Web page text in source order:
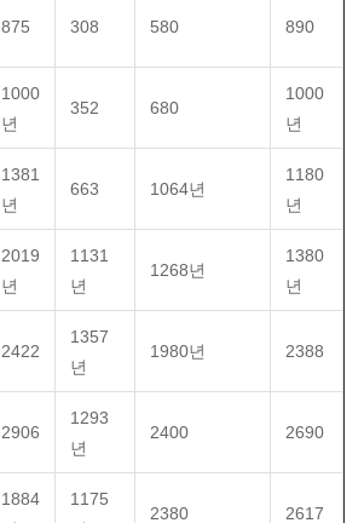
875 308 580 890
1000
년
352 680
1000
년
1381
년
663 1064년
1180
년
2019
년
1131
년
1268년
1380
년
2422
1357
년
1980년 2388
2906
1293
년
2400 2690
1884
1175
2380 2617